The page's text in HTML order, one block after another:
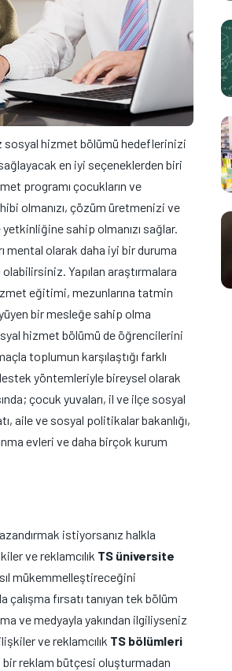
sosyal hizmet bölümü hedeflerinizi
en iyi seçeneklerden biri
programı çocukların ve
olmanızı, çözüm üretmenizi ve
sahip olmanızı sağlar.
mental olarak daha iyi bir duruma
Yapılan araştırmalara
eğitimi, mezunlarına tatmin
bir mesleğe sahip olma
hizmet bölümü de öğrencilerini
toplumun karşılaştığı farklı
yöntemleriyle bireysel olarak
çocuk yuvaları, il ve ilçe sosyal
aile ve sosyal politikalar bakanlığı,
evleri ve daha birçok kurum
istiyorsanız halkla
ve reklamcılık TS üniversite
mükemmelleştireceğini
fırsatı tanıyan tek bölüm
ve medyayla yakından ilgiliyseniz
ve reklamcılık TS bölümleri
bir reklam bütçesi oluşturmadan